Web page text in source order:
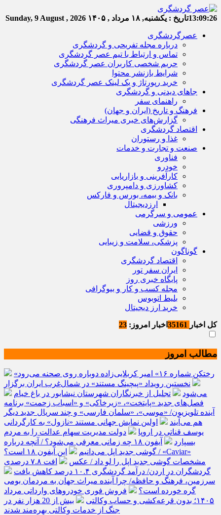
13:09:27تاریخ : یکشنبه, ۱۸ مرداد , ۱۴۰۵ Sunday, 9 August , 2026
عصرگردشگری
درباره مجله تفریحی و گردشگری
تماس و ارتباط با تیم عصر گردشگری
حریم شخصی کاربران عصر گردشگری
شرایط بازنشر محتوا
خرید رپورتاژ و بک لینک عصر گردشگری
جاهای دیدنی و گردشگری
راهنمای سفر
فرهنگ و تاریخ (ایران و جهان)
گزارش‌های خبری میراث فرهنگی
اقتصاد گردشگری
غذا و رستوران
صنعت و تجارت و خدمات
فناوری
خودرو
کارآفرینی و بازاریابی
کشاورزی و دامپروری
بانک و بیمه، بورس و فارکس
ارزدیجیتال
عمومی و سرگرمی
ورزشی
حقوق و قضایی
پزشکی، سلامت و زیبایی
گوناگون
اقتصاد گردشگری
ایران سفر تور
پایگاه خبری روز
مجله کسب و کار و بیوگرافی
بلیط اتوبوس
خرید ارز دیجیتال
کل اخبار اخبار امروز: 23
مطالب امروز
«رختکن شماره ۱۶» امیر کربلایی‌زاده دوباره روی صحنه می‌رود
نخستین رویداد «پیچینگ مستند» در شمال‌غرب ایران برگزار
می‌شود
تجلیل از خبرنگاران شهرستان نیشابور در باغ خیام
فصل‌های جدید «پایتخت»، «زیرخاکی» و «اسباب زحمت» برنامه
آینده تلویزیون/ «موسی»، «سلمان فارسی» و چند سریال جدید دیگر
هم می‌آیند
اولین نمایش جهانی مستند «نازول» به کارگردانی
یوسف قناتی در اروپا
دولت مدیریت سهام عدالت را به مردم
بسپارد
آیفون ۱۸ چه زمانی معرفی می‌شود؟ / آنچه درباره
گوشی جدید اپل می‌دانیم
این آیفون ۱۸ است؟ / «Caviar»
مشخصات گوشی جدید اپل را لو داد / عکس
افت ۷.۸ درصدی
گردشگران در اردن/ درآمد گردشگری ۱۰.۴ درصد کاهش یافت
سرزمین، فرهنگ و حافظه/ چرا آینده میراث جهان به مردمان بومی
گره خورده است؟
فروش فوری خودروهای وارداتی مرداد
۱۴۰۵؛ بدون قرعه‌کشی و حساب وکالتی
بیش از 20 هزار نفر در
جنگ از خدمات وکالتی بهره‌مند شدند